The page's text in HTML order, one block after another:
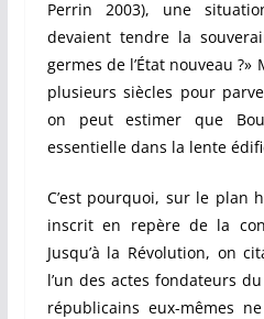
Perrin 2003), une
devaient tendre la
germes de l’État nouveau
plusieurs siècles pour
on peut estimer que
essentielle dans la lente
C’est pourquoi, sur le plan
inscrit en repère de la
Jusqu’à la Révolution, on
l’un des actes fondateurs
républicains eux-mêmes